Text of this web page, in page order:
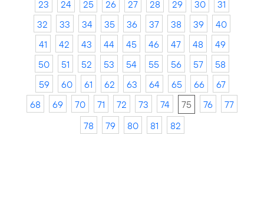
23
24 25 26 27 28 29 30
31
32
33 34 35 36 37 38 39
40
41
42 43 44 45 46 47 48
49
50
51 52 53 54 55 56 57
58
59
60 61 62 63 64 65 66
67
68
69 70 71 72 73 74 75 76
77
78
79 80 81 82